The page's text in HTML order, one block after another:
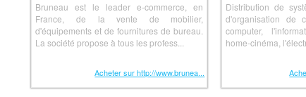
Bruneau est le leader e-commerce, en
France, de la vente de mobilier,
d'équipements et de fournitures de bureau.
La société propose à tous les profess...
Acheter sur http://www.brunea...
Distribution de
d'organisation de
computer,
home-cinéma,